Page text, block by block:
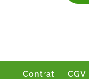
Contrat CGV